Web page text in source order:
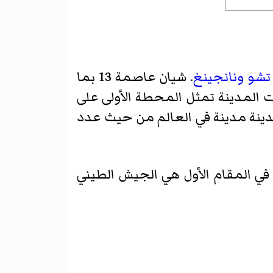
تشو ونانجينغ
. شيان عاصمة 13 بما
مدينة في العالم من حيث عدد
المقام الأول هي الجيش الطيني